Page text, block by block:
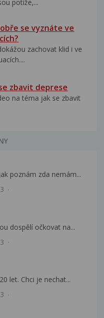
potíže,...
se vyznáte ve
zachovat klid i ve
se zbavit deprese
na téma jak se zbavit
poznám zda nemám...
dospělí očkovat na...
let. Chci je nechat...